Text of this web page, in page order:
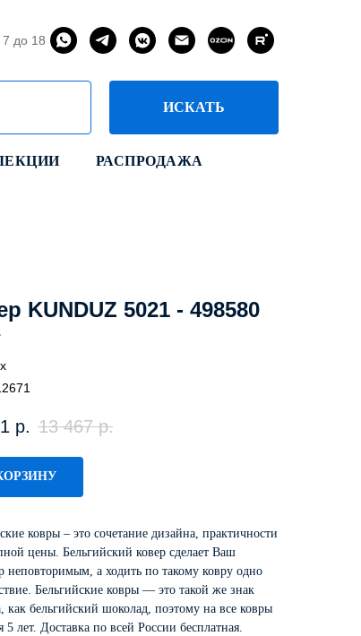
до 18
ИСКАТЬ
РАСПРОДАЖА
KUNDUZ 5021 - 498580
р. 13 467 р.
ковры – это сочетание дизайна, практичности
цены. Бельгийский ковер сделает Ваш
неповторимым, а ходить по такому ковру одно
Бельгийские ковры — это такой же знак
как бельгийский шоколад, поэтому на все ковры
5 лет. Доставка по всей России бесплатная.